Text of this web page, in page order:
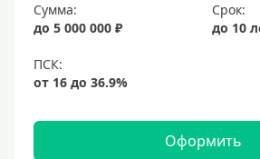
Сумма:
до 5 000 000 ₽
Срок:
до 10
Оформить